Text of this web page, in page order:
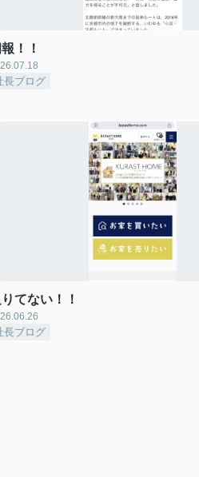
！！
長ブログ
てない！！
長ブログ